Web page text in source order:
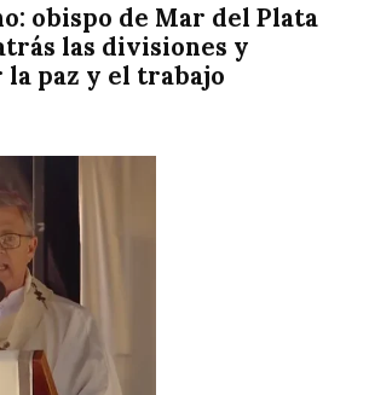
obispo de Mar del Plata
las divisiones y
paz y el trabajo